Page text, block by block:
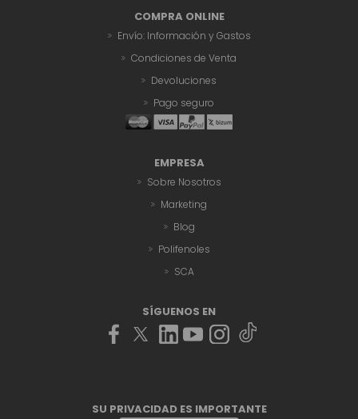
COMPRA ONLINE
Envío: Información y Gastos
Condiciones de Venta
Devoluciones
Pago seguro
EMPRESA
Sobre Nosotros
Marketing
Blog
Polifenoles
SCA
SÍGUENOS EN
SU PRIVACIDAD ES IMPORTANTE